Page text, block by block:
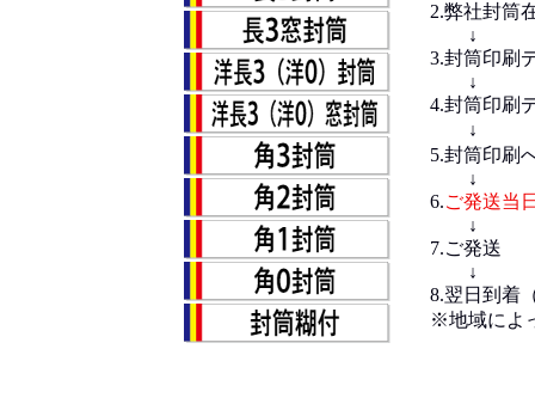
2.弊社封筒
↓
3.封筒印刷
↓
4.封筒印刷
5.封筒印刷
↓
6.ご発送当
↓
7.ご発送
↓
8.翌日到着
※地域によっ